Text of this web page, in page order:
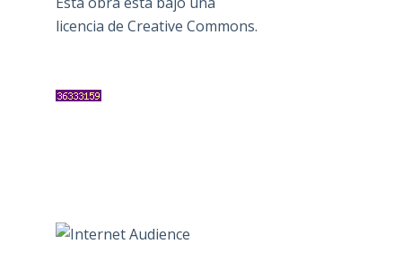
licencia de Creative Commons.